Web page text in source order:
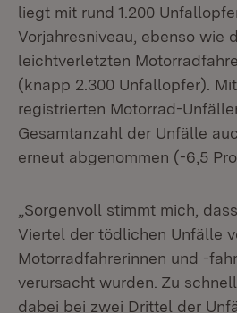
liegt mit rund 1.200
Vorjahresniveau, ebenso wie
leichtverletzten
(knapp 2.300 Unfallopfer).
registrierten Motorrad-
Gesamtanzahl der Unfälle
erneut abgenommen (-6,5
„Sorgenvoll stimmt mich,
Viertel der tödlichen Unfälle
Motorradfahrerinnen und -
verursacht wurden. Zu
dabei bei zwei Drittel der